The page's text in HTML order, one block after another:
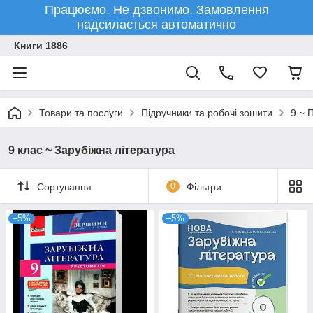
Працюємо. Не дзвонимо. Замовлення
надсилається автоматично
Книги 1886
Товари та послуги Підручники та робочі зошити 9 ~
9 клас ~ Зарубіжна література
Сортування 0 Фільтри
–5% –5%